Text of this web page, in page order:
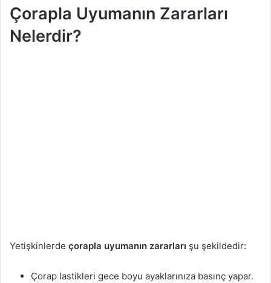
Çorapla Uyumanın Zararları
Nelerdir?
Yetişkinlerde çorapla uyumanın zararları şu şekildedir:
Çorap lastikleri gece boyu ayaklarınıza basınç yapar.